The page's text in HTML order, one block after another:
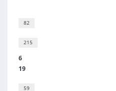
82
215
6
19
59